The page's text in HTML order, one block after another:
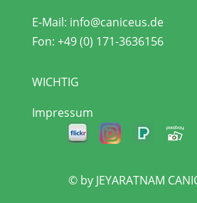
E-Mail: info@caniceus.de
Fon: +49 (0) 171-3636156
WICHTIG
Impressum
© by JEYARATNAM